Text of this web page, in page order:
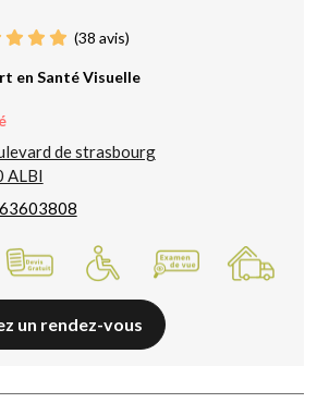
(38 avis)
en Santé Visuelle
de strasbourg
ALBI
un rendez-vous